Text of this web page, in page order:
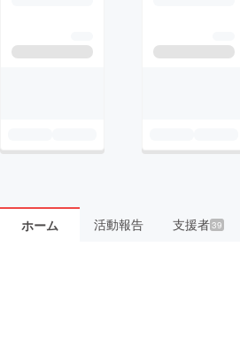
ホーム 活動報告 支援者39